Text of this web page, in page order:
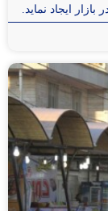
ایجاد نماید.